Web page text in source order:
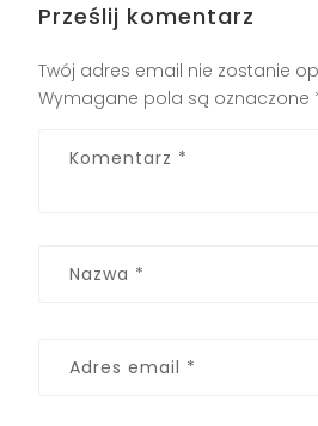
Prześlij komentarz
Twój adres email nie zostanie
Wymagane pola są oznaczone